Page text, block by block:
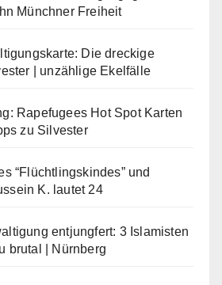
Münchner Freiheit
Die dreckige
| unzählige Ekelfälle
Rapefugees Hot Spot Karten
zu Silvester
“Flüchtlingskindes” und
K. lautet 24
entjungfert: 3 Islamisten
brutal | Nürnberg